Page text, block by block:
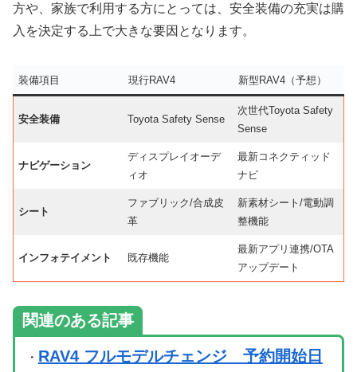
方や、家族で利用する方にとっては、安全装備の充実は購
入を決定する上で大きな要因となります。
装備項目 現行RAV4 新型RAV4（予想）
安全装備 Toyota Safety Sense
次世代Toyota Safety
Sense
ナビゲーション
ディスプレイオーデ
ィオ
最新コネクティッド
ナビ
シート
ファブリック/合成皮
革
新素材シート/電動調
整機能
インフォテイメント 既存機能
最新アプリ連携/OTA
アップデート
関連のある記事
・ RAV4 フルモデルチェンジ 予約開始日